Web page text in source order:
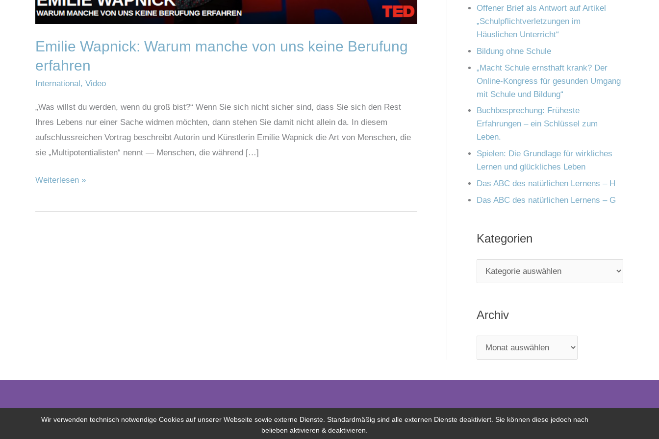
Emilie Wapnick: Warum manche von uns keine Berufung
erfahren
International, Video
„Was willst du werden, wenn du groß bist?“ Wenn Sie sich nicht sicher sind, dass Sie sich den Rest
Ihres Lebens nur einer Sache widmen möchten, dann stehen Sie damit nicht allein da. In diesem
aufschlussreichen Vortrag beschreibt Autorin und Künstlerin Emilie Wapnick die Art von Menschen, die
sie „Multipotentialisten“ nennt — Menschen, die während […]
manche
uns
keine
Berufung
erfahren
Weiterlesen »
h
:
Offener Brief als Antwort auf Artikel
„Schulpflichtverletzungen im
Häuslichen Unterricht“
Bildung ohne Schule
„Macht Schule ernsthaft krank? Der
Online-Kongress für gesunden Umgang
mit Schule und Bildung“
Buchbesprechung: Früheste
Erfahrungen – ein Schlüssel zum
Leben.
Spielen: Die Grundlage für wirkliches
Lernen und glückliches Leben
Das ABC des natürlichen Lernens – H
Das ABC des natürlichen Lernens – G
Kategorien
n
Archiv
Wir verwenden technisch notwendige Cookies auf unserer Webseite sowie externe Dienste. Standardmäßig sind alle externen Dienste deaktiviert. Sie können diese jedoch nach
belieben aktivieren & deaktivieren.